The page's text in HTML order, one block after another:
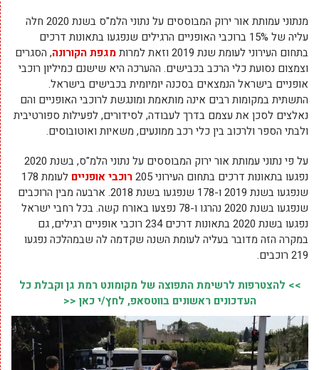
מנתוני עמותת אור ירוק המבוססים על נתוני הלמ"ס בשנת 2020 חלה
עליה של 15% ברוכבי האופניים הרגילים שנפגעו בתאונות דרכים
בתחום העירוני לעומת שנת 2019 וזאת למרות
מגפת הקורונה, הסגרים
וצמצום נסועת כלי הרכב בכבישים. ההערכה היא שישנם כמיליון רוכבי
אופניים בישראל הנמצאים בסכנה יומיומית בכבישים בישראל.
התשתית במקומות רבים אינה מותאמת ומונגשת לרוכבי האופניים והם
נאלצים לסכן את עצמם בדרך לעבודה, לסידורים, לפעילות ספורטיבית
ולבתי הספר ולרכוב בין כלי רכב ממונעים, משאיות ואוטובוסים.
על פי נתוני עמותת אור ירוק המבוססים על נתוני הלמ"ס, בשנת 2020
נפגעו בתאונות דרכים בתחום העירוני 205
רוכבי אופניים
לעומת 178
שנפגעו בשנת 2019 ו-178 שנפגעו בשנת 2018. ארבעה מבין הרוכבים
שנפגעו בשנת 2020 נהרגו ו-78 נפצעו באורח קשה. בכל רחבי ישראל
נפגעו בשנת 2020 בתאונות דרכים 234 רוכבי אופניים רגילים, גם
במקרה הזה מדובר בעליה לעומת השנה שקדמה לה שבמהלכה נפגעו
219 רוכבים.
>> להצטרפות לרשימת התפוצה של מקומונט רמת גן וקבלת כל
העדכונים ראשונים בווטסאפ, לחץ/י כאן <<